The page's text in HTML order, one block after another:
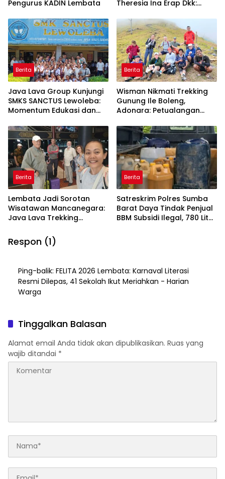
Pengurus KADIN Lembata
Theresia Ina Erap Dkk:
Dkk Ditolak untuk Keempat
Kalinya
Berita
Java Lava Group Kunjungi
SMKS SANCTUS Lewoleba:
Momentum Edukasi dan
Berita
Wisman Nikmati Trekking
Gunung Ile Boleng,
Adonara: Petualangan
Berita
Lembata Jadi Sorotan
Wisatawan Mancanegara:
Java Lava Trekking
Berita
Satreskrim Polres Sumba
Barat Daya Tindak Penjual
BBM Subsidi Ilegal, 780 Liter
Respon (1)
Ping-balik: FELITA 2026 Lembata: Karnaval Literasi
Resmi Dilepas, 41 Sekolah Ikut Meriahkan - Harian
Warga
Tinggalkan Balasan
Alamat email Anda tidak akan dipublikasikan. Ruas yang
wajib ditandai *